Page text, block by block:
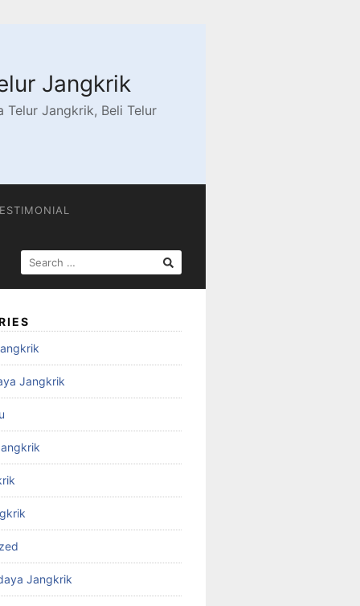
Jangkrik
Telur Jangkrik, Beli Telur
SEARCH
FOR:
Jangkrik
Jangkrik